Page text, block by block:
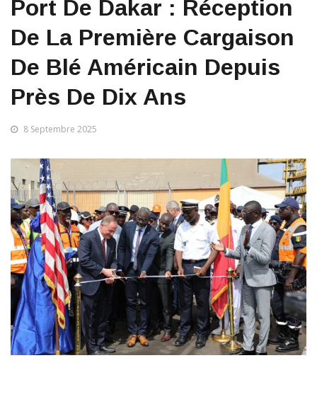
Port De Dakar : Réception
De La Première Cargaison
De Blé Américain Depuis
Près De Dix Ans
8 Septembre 2025